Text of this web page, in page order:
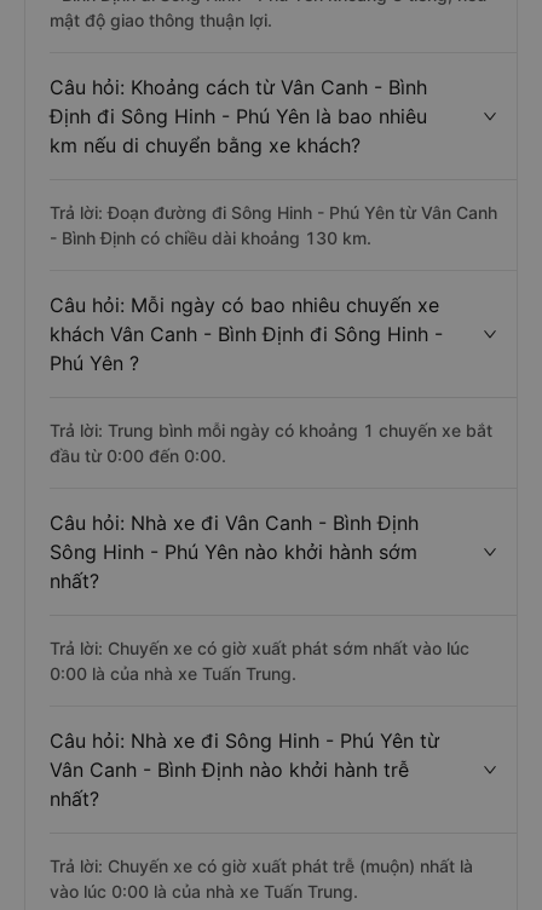
mật độ giao thông thuận lợi.
Câu hỏi: Khoảng cách từ Vân Canh - Bình
Định đi Sông Hinh - Phú Yên là bao nhiêu
km nếu di chuyển bằng xe khách?
Trả lời: Đoạn đường đi Sông Hinh - Phú Yên từ Vân Canh
- Bình Định có chiều dài khoảng 130 km.
Câu hỏi: Mỗi ngày có bao nhiêu chuyến xe
khách Vân Canh - Bình Định đi Sông Hinh -
Phú Yên ?
Trả lời: Trung bình mỗi ngày có khoảng 1 chuyến xe bắt
đầu từ 0:00 đến 0:00.
Câu hỏi: Nhà xe đi Vân Canh - Bình Định
Sông Hinh - Phú Yên nào khởi hành sớm
nhất?
Trả lời: Chuyến xe có giờ xuất phát sớm nhất vào lúc
0:00 là của nhà xe Tuấn Trung.
Câu hỏi: Nhà xe đi Sông Hinh - Phú Yên từ
Vân Canh - Bình Định nào khởi hành trễ
nhất?
Trả lời: Chuyến xe có giờ xuất phát trễ (muộn) nhất là
vào lúc 0:00 là của nhà xe Tuấn Trung.